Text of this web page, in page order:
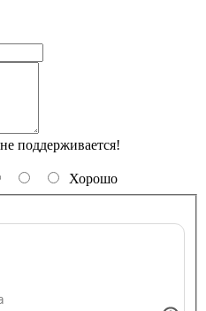
поддерживается!
Хорошо